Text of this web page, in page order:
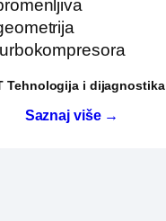
Tehnologija i dijagnostika
Saznaj više →